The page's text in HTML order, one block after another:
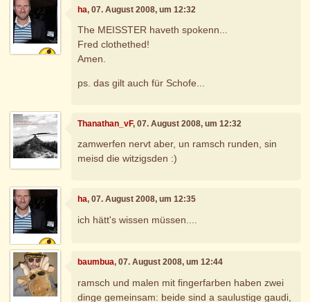
ha, 07. August 2008, um 12:32
The MEISSTER haveth spokenn...
Fred clothethed!
Amen.
ps. das gilt auch für Schofe...
Thanathan_vF, 07. August 2008, um 12:32
zamwerfen nervt aber, un ramsch runden, sin
meisd die witzigsden :)
ha, 07. August 2008, um 12:35
ich hätt's wissen müssen....
baumbua, 07. August 2008, um 12:44
ramsch und malen mit fingerfarben haben zwei
dinge gemeinsam: beide sind a saulustige gaudi,